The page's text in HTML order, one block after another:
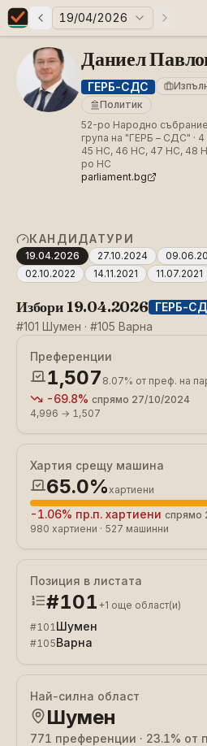
Elections in Bulgaria data
Предни избори
19/04/2026
Даниел
ГЕРБ-СДС
Политик
52-ро Народно събрание
група на "ГЕРБ – СДС" ·
45 НС, 46 НС, 47 НС, 48
ро НС
parliament.bg
КАНДИДАТУРИ
19.04.2026 27.10.2024
02.10.2022
14.11.2021 11.07.2021
Избори 19.04.2026 ГЕРБ-
#101 Шумен · #105 Варна
Преференции
1,507 8.07% от преф. на
-69.8% спрямо 27/10/2024
4,996 → 1,507
Хартия срещу машина
65.0%хартиени
-1.06% пр.п. хартиени спрямо
980 хартиени · 527 машинни
Позиция в листата
#101 +1 още област(и)
#101Шумен
#105Варна
Най-силна област
Шумен
771 преференции · 23.1% от